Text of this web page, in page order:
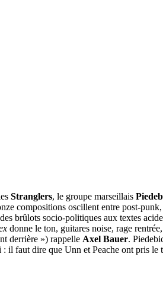
Stranglers, le groupe marseillais
compositions oscillent entre post-
brûlots socio-politiques aux textes
donne le ton, guitares noise, rage
derrière ») rappelle Axel Bauer.
faut dire que Unn et Peache ont pris